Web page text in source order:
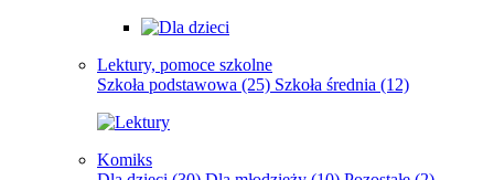
Lektury, pomoce szkolne
Szkoła podstawowa (25) Szkoła średnia (12)
Komiks